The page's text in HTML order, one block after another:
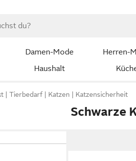
Damen-Mode Herren-
Haushalt
Tierbedarf Katzen Katzensicherheit
Schwarze